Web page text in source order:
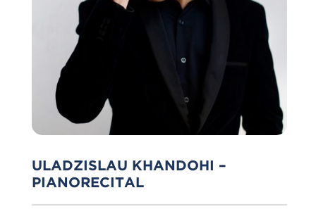
ULADZISLAU KHANDOHI –
PIANORECITAL